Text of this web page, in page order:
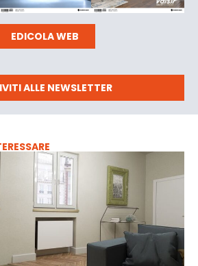
EDICOLA WEB
ALLE NEWSLETTER